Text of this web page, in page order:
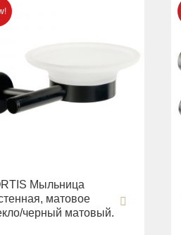
Мыльница
матовое
черный матовый.